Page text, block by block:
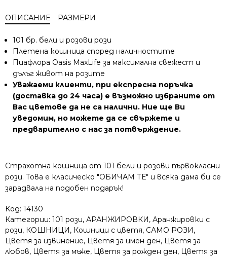
ОПИСАНИЕ РАЗМЕРИ
101 бр. бели и розови рози
Плетена кошница според наличностите
Пиафлора Oasis MaxLife за максимална свежест и
дълъг живот на розите
Уважаеми клиенти, при експресна поръчка
(доставка до 24 часа) е възможно избраните от
Вас цветове да не са налични. Ние ще Ви
уведомим, но можете да се свържете и
предварително с нас за потвърждение.
Страхотна кошница от 101 бели и розови първокласни
рози. Това е класическо "ОБИЧАМ ТЕ" и всяка дама би се
зарадвала на подобен подарък!
Код: 14130
Категории: 101 рози, АРАНЖИРОВКИ, Аранжировки с
рози, КОШНИЦИ, Кошници с цветя, САМО РОЗИ,
Цветя за извинение, Цветя за имен ден, Цветя за
любов, Цветя за мъже, Цветя за рожден ден, Цветя за